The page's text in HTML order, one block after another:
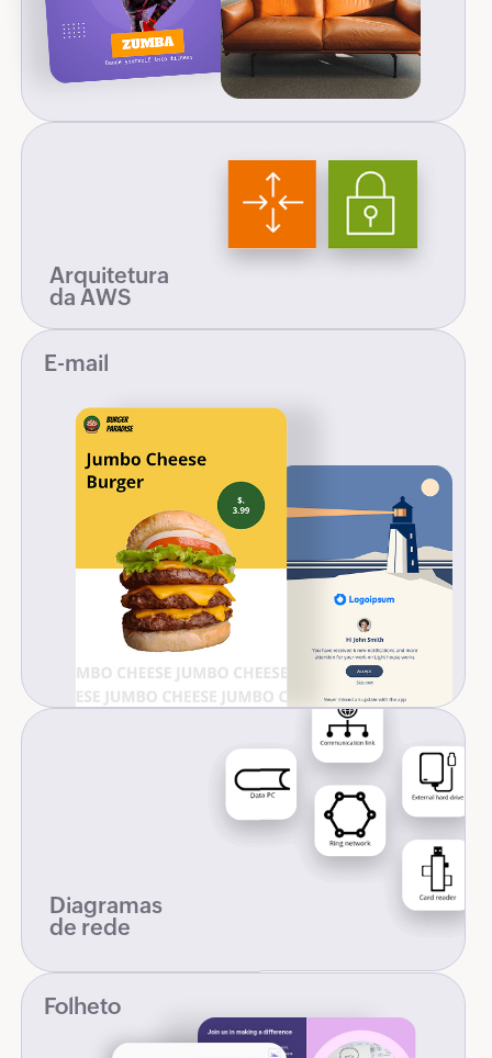
Arquitetura
da AWS
E-mail
Diagramas
de rede
Folheto